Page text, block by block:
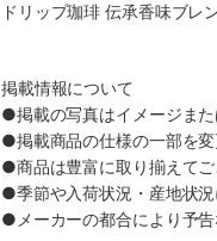
ドリップ珈琲 伝承香味ブ
掲載情報について
●掲載の写真はイメージまた
●掲載商品の仕様の一部を変
●商品は豊富に取り揃えて
●季節や入荷状況・産地状況
●メーカーの都合により予告